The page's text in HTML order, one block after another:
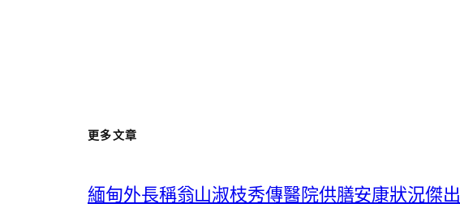
更多文章
緬甸外長稱翁山淑枝秀傳醫院供膳安康狀況傑出